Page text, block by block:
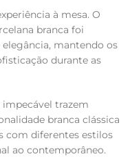
à mesa. O
branca foi
mantendo os
durante as
trazem
branca clássica
com diferentes estilos
ao contemporâneo.